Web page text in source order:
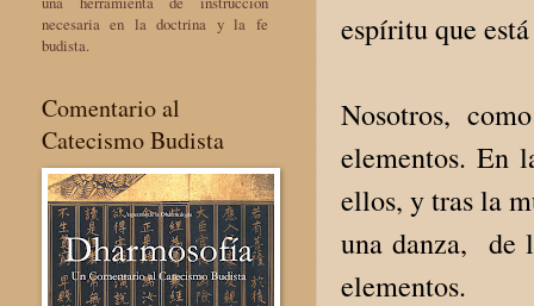
espíritu que
Nosotros,
elementos. En
ellos, y tras la
una danza, de
elementos.
necesaria en la doctrina y la fe
budista.
Comentario al
Catecismo Budista